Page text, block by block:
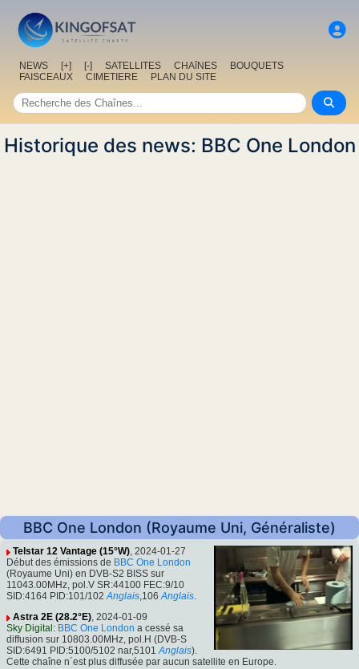
NEWS [+] [-] SATELLITES CHAîNES
BOUQUETS
FAISCEAUX
CIMETIERE PLAN DU SITE
Historique des news: BBC One London
BBC One London (Royaume Uni, Généraliste)
Telstar 12 Vantage (15°W), 2024-01-27
Début des émissions de BBC One London
(Royaume Uni) en DVB-S2 BISS sur
11043.00MHz, pol.V SR:44100 FEC:9/10
SID:4164 PID:101/102 Anglais,106 Anglais.
Astra 2E (28.2°E), 2024-01-09
Sky Digital : BBC One London a cessé sa
diffusion sur 10803.00MHz, pol.H (DVB-S
SID:6491 PID:5100/5102 nar,5101 Anglais).
Cette chaîne n´est plus diffusée par aucun satellite en Europe.